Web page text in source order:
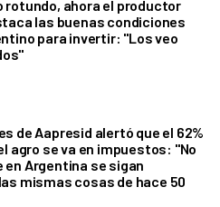
rotundo, ahora el productor
las buenas condiciones
para invertir: "Los veo
de Aapresid alertó que el 62%
agro se va en impuestos: "No
en Argentina se sigan
mismas cosas de hace 50